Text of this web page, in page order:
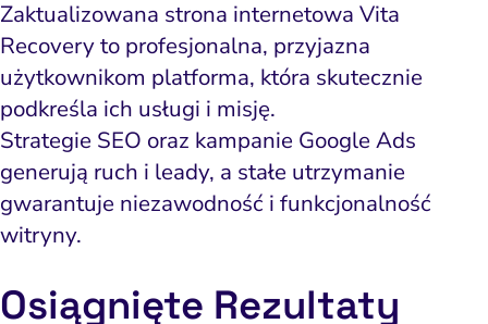
Zaktualizowana strona internetowa Vita
Recovery to profesjonalna, przyjazna
użytkownikom platforma, która skutecznie
podkreśla ich usługi i misję.
Strategie SEO oraz kampanie Google Ads
generują ruch i leady, a stałe utrzymanie
gwarantuje niezawodność i funkcjonalność
witryny.
Osiągnięte Rezultaty